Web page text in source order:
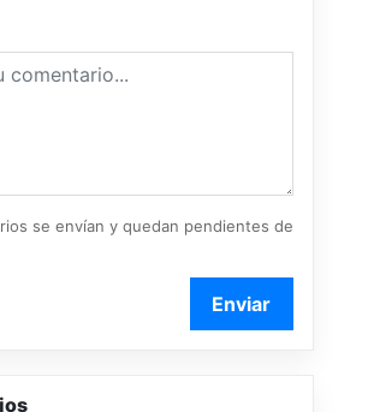
se envían y quedan pendientes de
Enviar